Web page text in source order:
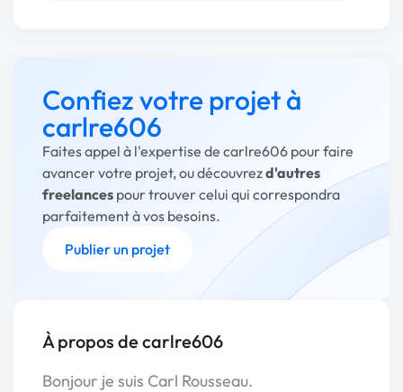
Confiez votre projet à
carlre606
Faites appel à l'expertise de carlre606 pour faire
avancer votre projet, ou découvrezd'autres
freelances pour trouver celui qui correspondra
parfaitement à vos besoins.
Publier un projet
À propos de carlre606
Bonjour je suis Carl Rousseau.